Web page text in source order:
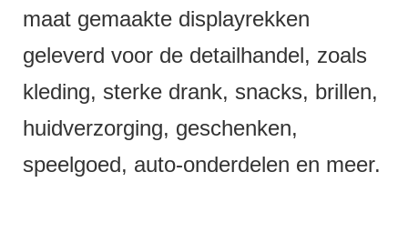
maat gemaakte displayrekken
geleverd voor de detailhandel, zoals
kleding, sterke drank, snacks, brillen,
huidverzorging, geschenken,
speelgoed, auto-onderdelen en meer.